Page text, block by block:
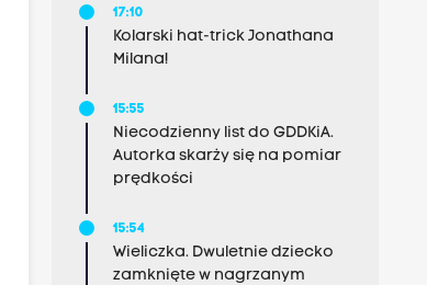
17:10
Kolarski hat-trick Jonathana
Milana!
15:55
Niecodzienny list do GDDKiA.
Autorka skarży się na pomiar
prędkości
15:54
Wieliczka. Dwuletnie dziecko
zamknięte w nagrzanym